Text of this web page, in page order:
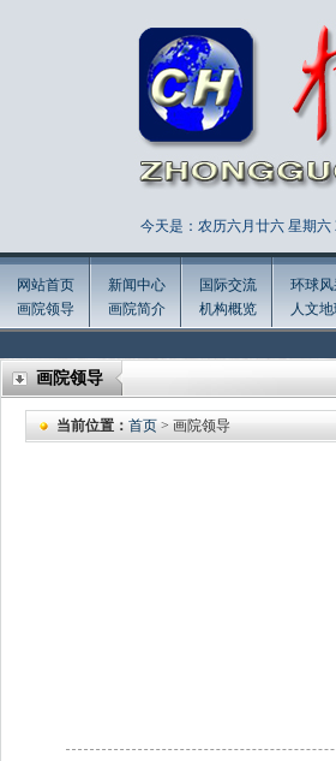
今天是：农历六月廿六 星期六
网站首页
画院领导
新闻中心
画院简介
国际交流
机构概览
环球
人文地
画院领导
当前位置： 首页 > 画院领导